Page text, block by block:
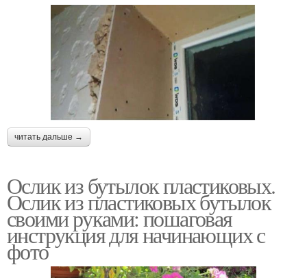
читать дальше →
Ослик из бутылок пластиковых.
Ослик из пластиковых бутылок
своими руками: пошаговая
инструкция для начинающих с
фото